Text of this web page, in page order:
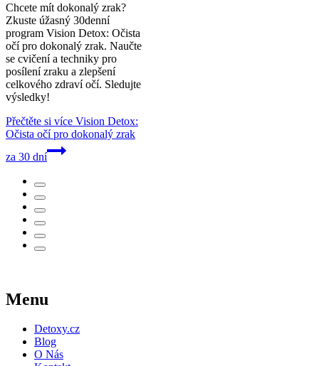
Chcete mít dokonalý zrak?
Zkuste úžasný 30denní
program Vision Detox: Očista
očí pro dokonalý zrak. Naučte
se cvičení a techniky pro
posílení zraku a zlepšení
celkového zdraví očí. Sledujte
výsledky!
Přečtěte si více Vision Detox:
Očista očí pro dokonalý zrak
za 30 dní
Menu
Detoxy.cz
Blog
O Nás